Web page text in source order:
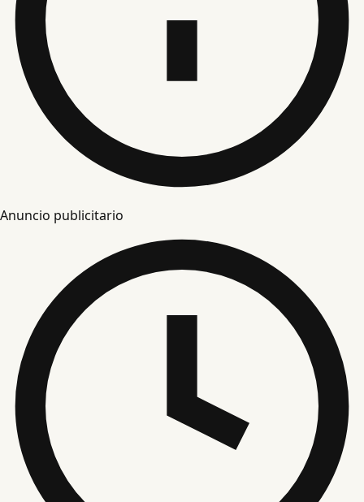
Anuncio publicitario